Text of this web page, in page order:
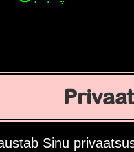
Sinu